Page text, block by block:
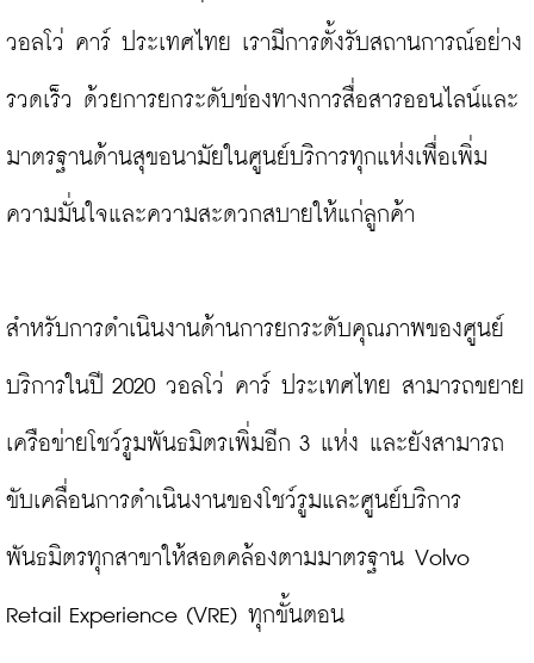
วอลโว่ คาร์ ประเทศไทย เรามีการตั้งรับสถานการณ์อย่าง
รวดเร็ว ด้วยการยกระดับช่องทางการสื่อสารออนไลน์และ
มาตรฐานด้านสุขอนามัยในศูนย์บริการทุกแห่งเพื่อเพิ่ม
ความมั่นใจและความสะดวกสบายให้แก่ลูกค้า
สำหรับการดำเนินงานด้านการยกระดับคุณภาพของศูนย์
บริการในปี 2020 วอลโว่ คาร์ ประเทศไทย สามารถขยาย
เครือข่ายโชว์รูมพันธมิตรเพิ่มอีก 3 แห่ง และยังสามารถ
ขับเคลื่อนการดำเนินงานของโชว์รูมและศูนย์บริการ
พันธมิตรทุกสาขาให้สอดคล้องตามมาตรฐาน Volvo
Retail Experience (VRE) ทุกขั้นตอน